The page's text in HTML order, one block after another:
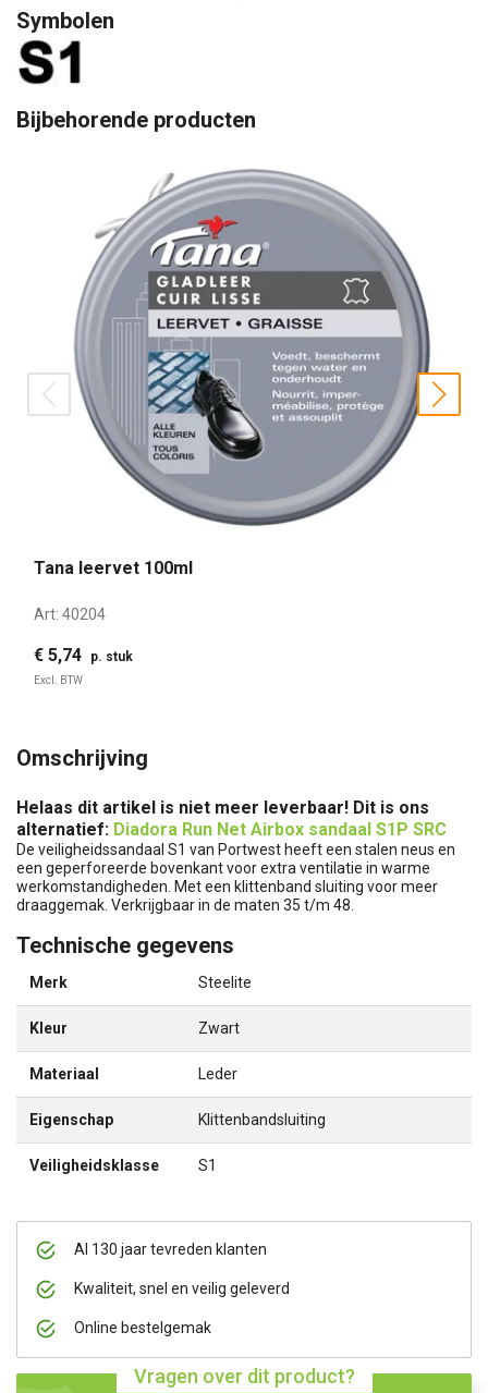
Al 130 jaar tevreden klanten
Kwaliteit, snel en veilig geleverd
Online bestelgemak
Vragen over dit product?
Symbolen
Bijbehorende producten
Tana leervet 100ml
Art: 40204
€ 5,74 p. stuk
Excl. BTW
prev next
Omschrijving
Helaas dit artikel is niet meer leverbaar! Dit is ons
alternatief: Diadora Run Net Airbox sandaal S1P SRC
De veiligheidssandaal S1 van Portwest heeft een stalen neus en
een geperforeerde bovenkant voor extra ventilatie in warme
werkomstandigheden. Met een klittenband sluiting voor meer
draaggemak. Verkrijgbaar in de maten 35 t/m 48.
Technische gegevens
Merk Steelite
Kleur Zwart
Materiaal Leder
Eigenschap Klittenbandsluiting
Veiligheidsklasse S1